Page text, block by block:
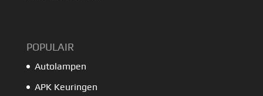
POPULAIR
Autolampen
APK Keuringen